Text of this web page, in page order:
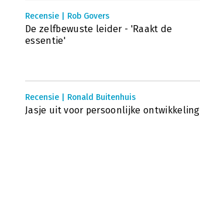
Recensie | Rob Govers
De zelfbewuste leider - 'Raakt de
essentie'
Recensie | Ronald Buitenhuis
Jasje uit voor persoonlijke ontwikkeling